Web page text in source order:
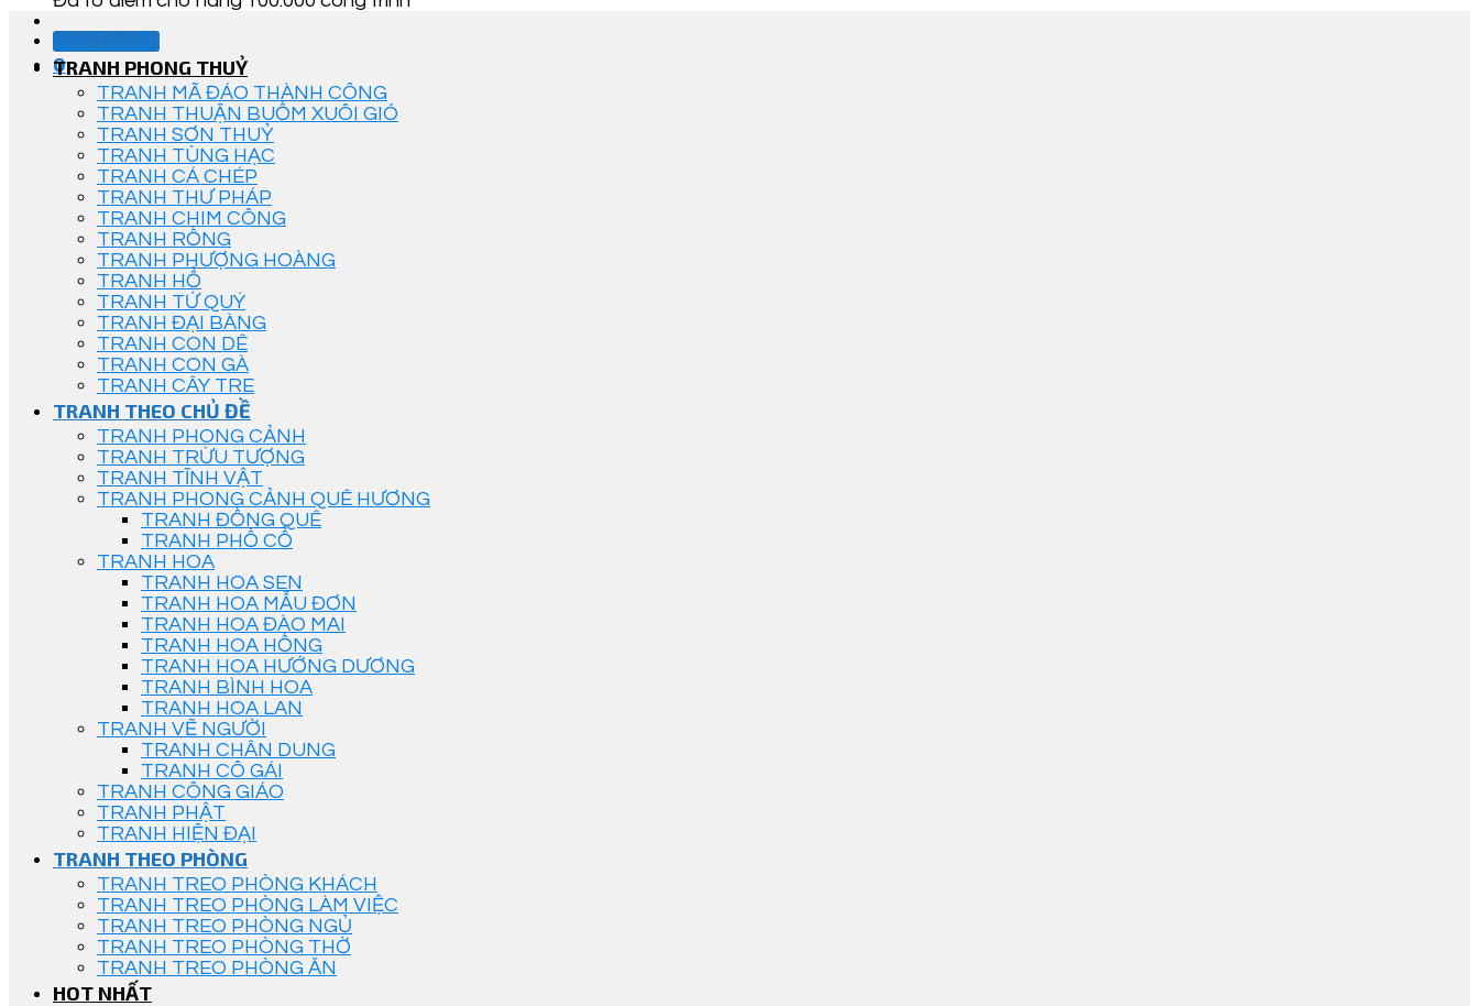
Góc Tư Vấn
0
TRANH PHONG THUỶ
TRANH MÃ ĐÁO THÀNH CÔNG
TRANH THUẬN BUỒM XUÔI GIÓ
TRANH SƠN THUỶ
TRANH TÙNG HẠC
TRANH CÁ CHÉP
TRANH THƯ PHÁP
TRANH CHIM CÔNG
TRANH RỒNG
TRANH PHƯỢNG HOÀNG
TRANH HỔ
TRANH TỨ QUÝ
TRANH ĐẠI BÀNG
TRANH CON DÊ
TRANH CON GÀ
TRANH CÂY TRE
TRANH THEO CHỦ ĐỀ
TRANH PHONG CẢNH
TRANH TRỪU TƯỢNG
TRANH TĨNH VẬT
TRANH PHONG CẢNH QUÊ HƯƠNG
TRANH ĐỒNG QUÊ
TRANH PHỐ CỔ
TRANH HOA
TRANH HOA SEN
TRANH HOA MẪU ĐƠN
TRANH HOA ĐÀO MAI
TRANH HOA HỒNG
TRANH HOA HƯỚNG DƯƠNG
TRANH BÌNH HOA
TRANH HOA LAN
TRANH VẼ NGƯỜI
TRANH CHÂN DUNG
TRANH CÔ GÁI
TRANH CÔNG GIÁO
TRANH PHẬT
TRANH HIỆN ĐẠI
TRANH THEO PHÒNG
TRANH TREO PHÒNG KHÁCH
TRANH TREO PHÒNG LÀM VIỆC
TRANH TREO PHÒNG NGỦ
TRANH TREO PHÒNG THỜ
TRANH TREO PHÒNG ĂN
HOT NHẤT